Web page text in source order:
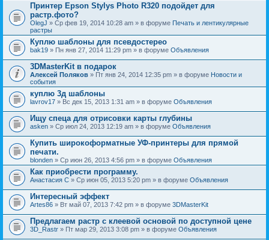
Принтер Epson Stylys Photo R320 подойдет для
растр.фото?
OlegJ » Ср фев 19, 2014 10:28 am » в форуме Печать и лентикулярные
растры
Куплю шаблоны для псевдостерео
bak19 » Пн янв 27, 2014 11:29 pm » в форуме Объявления
3DMasterKit в подарок
Алексей Поляков » Пт янв 24, 2014 12:35 pm » в форуме Новости и
события
куплю 3д шаблоны
lavrov17 » Вс дек 15, 2013 1:31 am » в форуме Объявления
Ищу спеца для отрисовки карты глубины
asken » Ср июл 24, 2013 12:19 am » в форуме Объявления
Купить широкоформатные УФ-принтеры для прямой
печати.
blonden » Ср июн 26, 2013 4:56 pm » в форуме Объявления
Как приобрести программу.
Анастасия С » Ср июн 05, 2013 5:20 pm » в форуме Объявления
Интересный эффект
Artes86 » Вт май 07, 2013 7:42 pm » в форуме 3DMasterKit
Предлагаем растр с клеевой основой по доступной цене
3D_Rastr » Пт мар 29, 2013 3:08 pm » в форуме Объявления